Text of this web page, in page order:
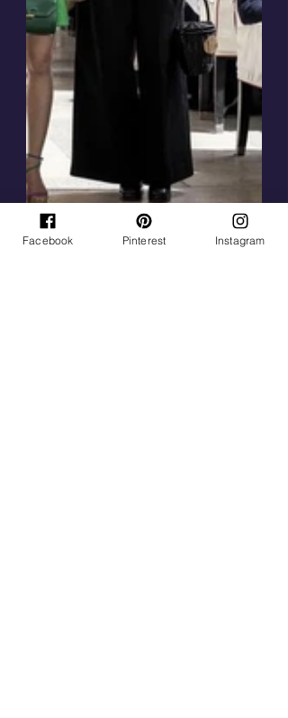
Facebook Pinterest Instagram